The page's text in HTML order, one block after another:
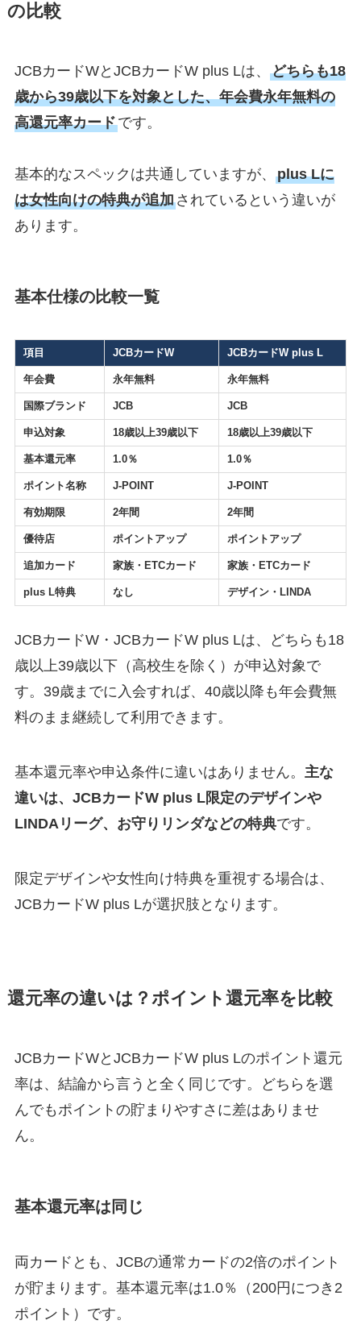
の比較
JCBカードWとJCBカードW plus Lは、 どちらも18
歳から39歳以下を対象とした、年会費永年無料の
高還元率カードです。
基本的なスペックは共通していますが、 plus Lに
は女性向けの特典が追加されているという違いが
あります。
基本仕様の比較一覧
項目 JCBカードW JCBカードW plus L
年会費 永年無料 永年無料
国際ブランド JCB JCB
申込対象 18歳以上39歳以下 18歳以上39歳以下
基本還元率 1.0％ 1.0％
ポイント名称 J-POINT J-POINT
有効期限 2年間 2年間
優待店 ポイントアップ ポイントアップ
追加カード 家族・ETCカード 家族・ETCカード
plus L特典 なし デザイン・LINDA
JCBカードW・JCBカードW plus Lは、どちらも18
歳以上39歳以下（高校生を除く）が申込対象で
す。39歳までに入会すれば、40歳以降も年会費無
料のまま継続して利用できます。
基本還元率や申込条件に違いはありません。 主な
違いは、JCBカードW plus L限定のデザインや
LINDAリーグ、お守りリンダなどの特典です。
限定デザインや女性向け特典を重視する場合は、
JCBカードW plus Lが選択肢となります。
還元率の違いは？ポイント還元率を比較
JCBカードWとJCBカードW plus Lのポイント還元
率は、結論から言うと全く同じです。どちらを選
んでもポイントの貯まりやすさに差はありませ
ん。
基本還元率は同じ
両カードとも、JCBの通常カードの2倍のポイント
が貯まります。基本還元率は1.0％（200円につき2
ポイント）です。